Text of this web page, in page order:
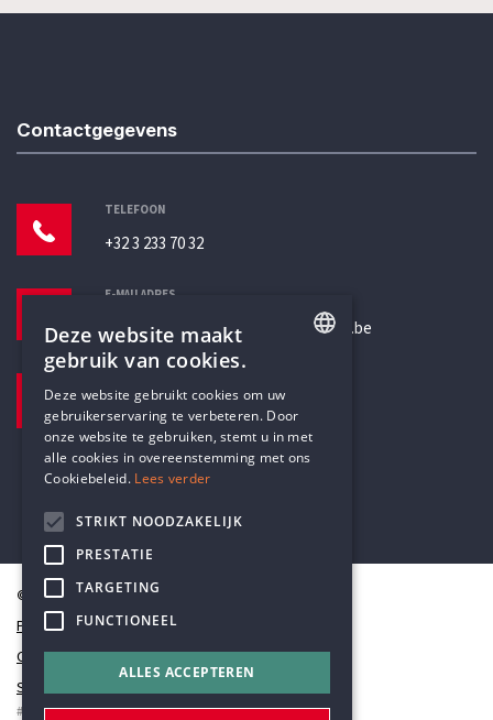
Contactgegevens
TELEFOON
+32 3 233 70 32
E-MAILADRES
secretariaat@humanistischverbond.be
Pottenbrug 4
Antwerpen, 2000
© Humanistisch Verbond 2026
Privacy
Cookiestatement
Sitemap
#codedwithlove byCodelines
DUTCH
Deze website maakt
gebruik van cookies.
Deze website gebruikt cookies om uw
gebruikerservaring te verbeteren. Door
onze website te gebruiken, stemt u in met
alle cookies in overeenstemming met ons
Cookiebeleid. Lees verder
STRIKT NOODZAKELIJK
PRESTATIE
TARGETING
FUNCTIONEEL
ALLES ACCEPTEREN